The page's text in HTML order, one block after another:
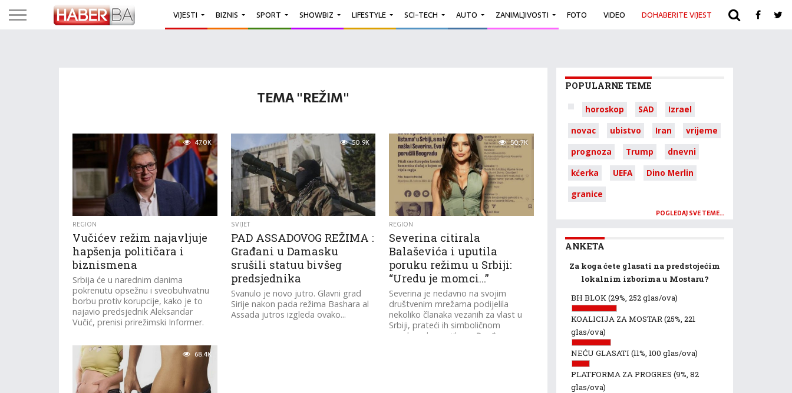
VIJESTI BIZNIS SPORT SHOWBIZ LIFESTYLE SCI-TECH AUTO ZANIMLJIVOSTI FOTO VIDEO DOHABERITE VIJEST ARHIVA
TEMA "REŽIM"
47.0K
REGION
Vučićev režim najavljuje
hapšenja političara i
biznismena
Srbija će u narednim danima
pokrenutu opsežnu i sveobuhvatnu
borbu protiv korupcije, kako je to
najavio predsjednik Aleksandar
Vučić, prenisi prirežimski Informer.
50.9K
SVIJET
PAD ASSADOVOG REŽIMA :
Građani u Damasku
srušili statuu bivšeg
predsjednika
Svanulo je novo jutro. Glavni grad
Sirije nakon pada režima Bashara al
Assada jutros izgleda ovako...
50.7K
REGION
Severina citirala
Balaševića i uputila
poruku režimu u Srbiji:
“Uredu je momci…”
Severina je nedavno na svojim
društvenim mrežama podijelila
nekoliko članaka vezanih za vlast u
Srbiji, prateći ih simboličnom
porukom kroz stihove Đorđa...
68.4K
POPULARNE TEME
horoskop SAD
Izrael
novac
ubistvo Iran
vrijeme
prognoza
Trump
dnevni
kćerka
UEFA
Dino Merlin
granice
POGLEDAJ SVE TEME…
ANKETA
Za koga ćete glasati na predstojećim
lokalnim izborima u Mostaru?
BH BLOK(29%, 252 glas/ova)
KOALICIJA ZA MOSTAR(25%, 221
glas/ova)
NEĆU GLASATI (11%, 100 glas/ova)
PLATFORMA ZA PROGRES (9%, 82
glas/ova)